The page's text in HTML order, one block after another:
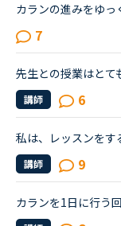
7
講師 6
講師 9